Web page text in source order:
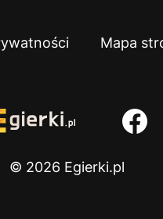
Mapa
© 2026 Egierki.pl